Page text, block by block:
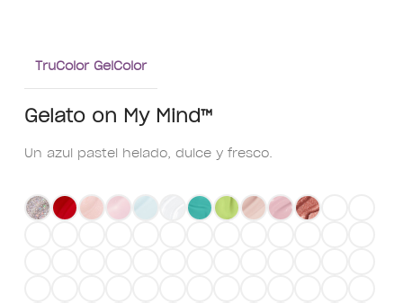
TruColor GelColor
Gelato on My Mind™
Un azul pastel helado, dulce y fresco.